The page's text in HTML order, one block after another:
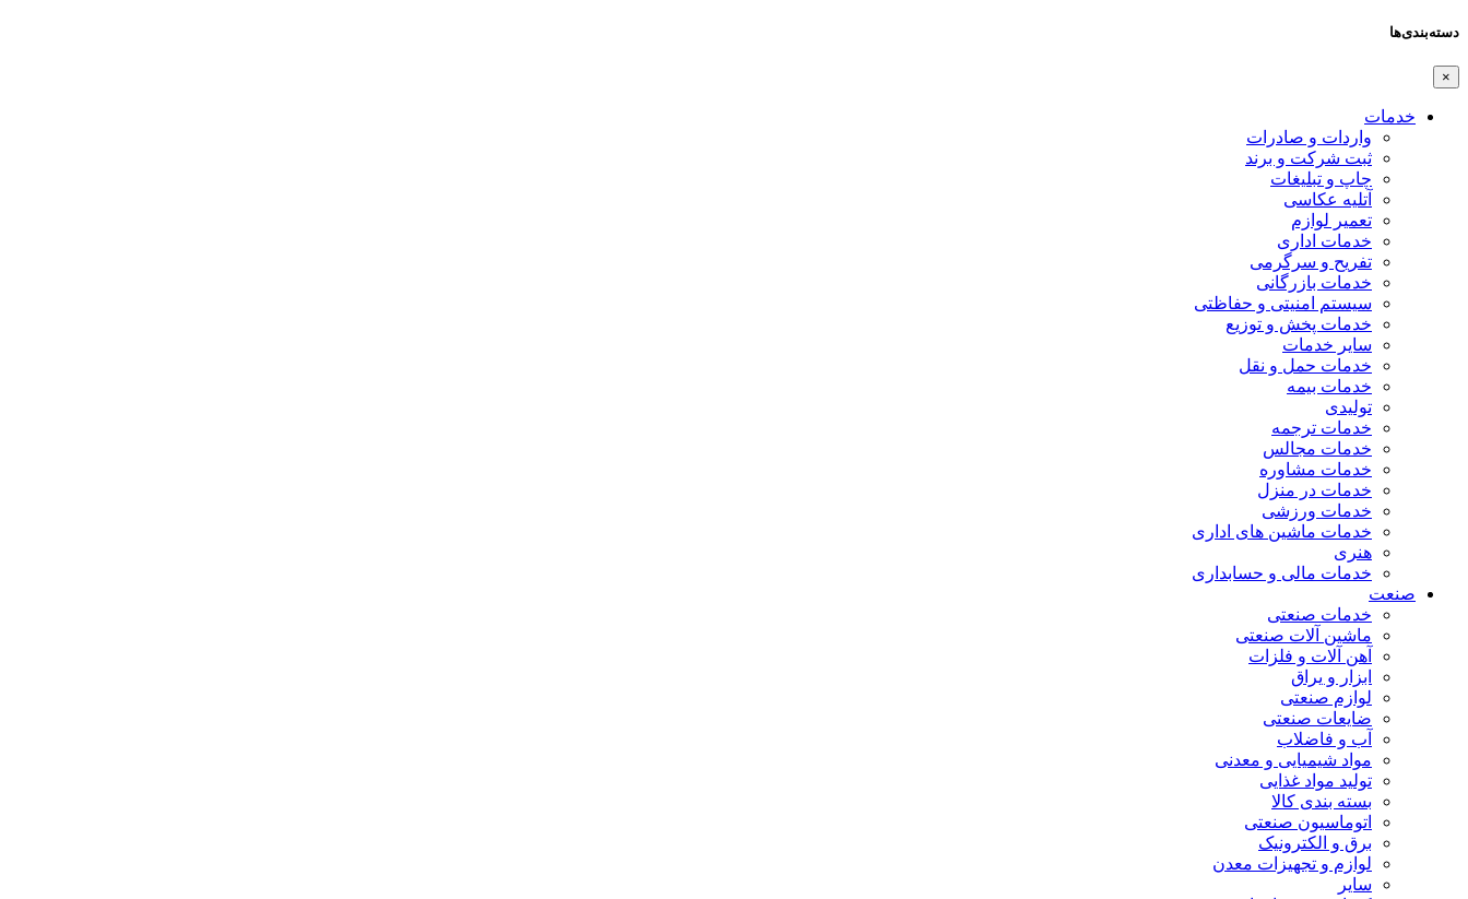
دسته‌بندی‌ها
×
خدمات
واردات و صادرات
ثبت شرکت و برند
چاپ و تبلیغات
آتلیه عکاسی
تعمیر لوازم
خدمات اداری
تفریح و سرگرمی
خدمات بازرگانی
سیستم امنیتی و حفاظتی
خدمات پخش و توزیع
سایر خدمات
خدمات حمل و نقل
خدمات بیمه
تولیدی
خدمات ترجمه
خدمات مجالس
خدمات مشاوره
خدمات در منزل
خدمات ورزشی
خدمات ماشین های اداری
هنری
خدمات مالی و حسابداری
صنعت
خدمات صنعتی
ماشین آلات صنعتی
آهن آلات و فلزات
ابزار و یراق
لوازم صنعتی
ضایعات صنعتی
آب و فاضلاب
مواد شیمیایی و معدنی
تولید مواد غذایی
بسته بندی کالا
اتوماسیون صنعتی
برق و الکترونیک
لوازم و تجهیزات معدن
سایر